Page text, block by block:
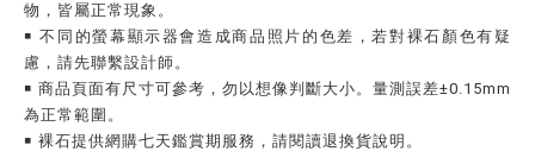
物，皆屬正常現象。
￭ 不同的螢幕顯示器會造成商品照片的色差，若對裸石顏色有疑
慮，請先聯繫設計師。
￭ 商品頁面有尺寸可參考，勿以想像判斷大小。量測誤差±0.15mm
為正常範圍。
￭ 裸石提供網購七天鑑賞期服務，請閱讀退換貨說明。